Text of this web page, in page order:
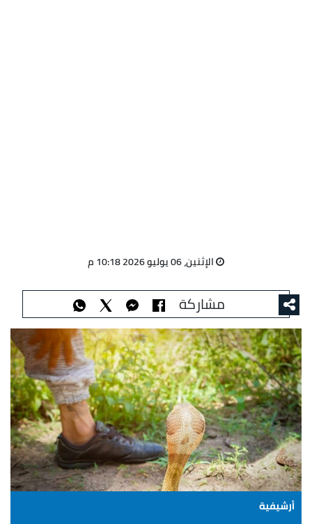
الإثنين، 06 يوليو 2026 10:18 م
مشاركة
أرشيفية